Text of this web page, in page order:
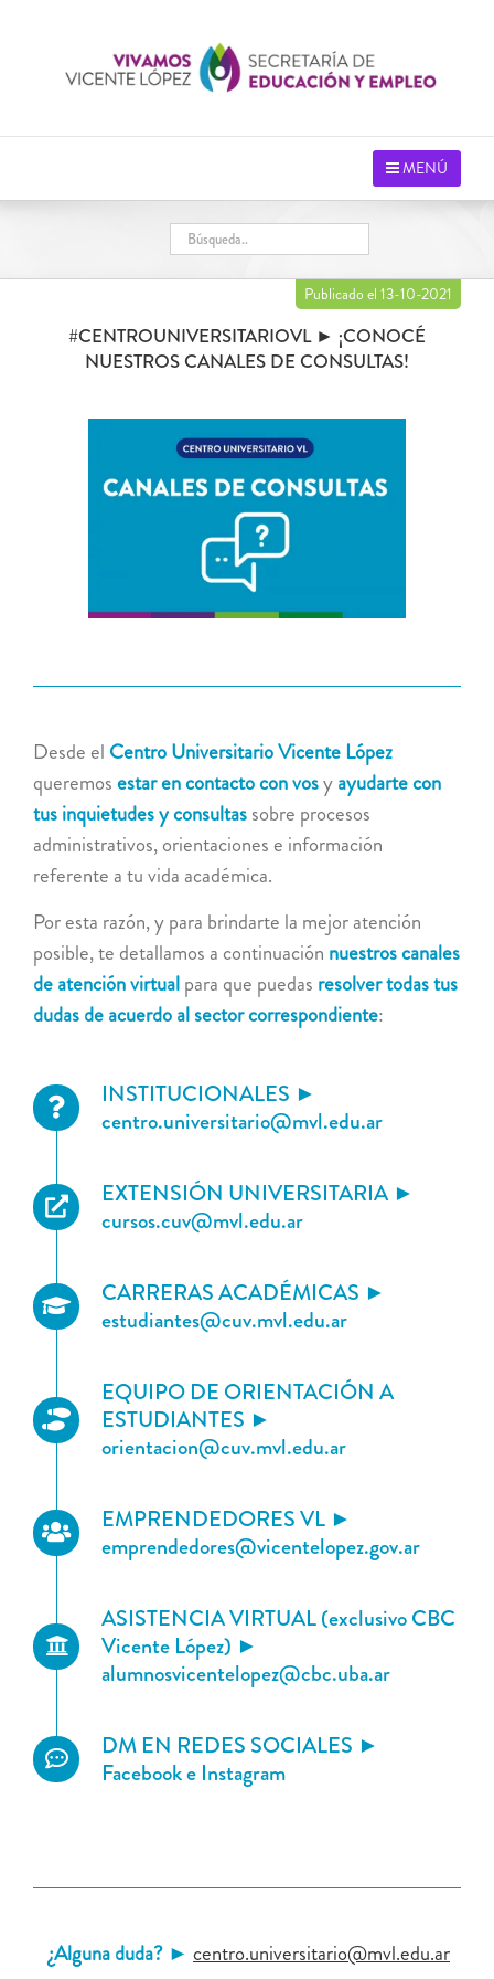
MENÚ
Publicado el 13-10-2021
#CENTROUNIVERSITARIOVL ► ¡CONOCÉ
NUESTROS CANALES DE CONSULTAS!
Desde el Centro Universitario Vicente López
queremosestar en contacto con vosyayudarte con
tus inquietudes y consultassobre procesos
administrativos, orientaciones e información
referente a tu vida académica.
Por esta razón, y para brindarte la mejor atención
posible, te detallamos a continuación nuestros canales
de atención virtualpara que puedas resolver todas tus
dudas de acuerdo al sector correspondiente:
INSTITUCIONALES ►
centro.universitario@mvl.edu.ar
EXTENSIÓN UNIVERSITARIA ►
cursos.cuv@mvl.edu.ar
CARRERAS ACADÉMICAS ►
estudiantes@cuv.mvl.edu.ar
EQUIPO DE ORIENTACIÓN A
ESTUDIANTES ►
orientacion@cuv.mvl.edu.ar
EMPRENDEDORES VL ►
emprendedores@vicentelopez.gov.ar
ASISTENCIA VIRTUAL (exclusivo CBC
Vicente López) ►
alumnosvicentelopez@cbc.uba.ar
DM EN REDES SOCIALES ►
Facebook e Instagram
¿Alguna duda? ► centro.universitario@mvl.edu.ar